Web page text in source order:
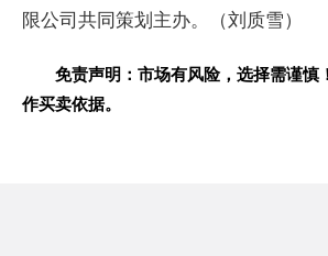
限公司共同策划主办。（刘质雪）
免责声明：市场有风险，选择需谨慎
作买卖依据。